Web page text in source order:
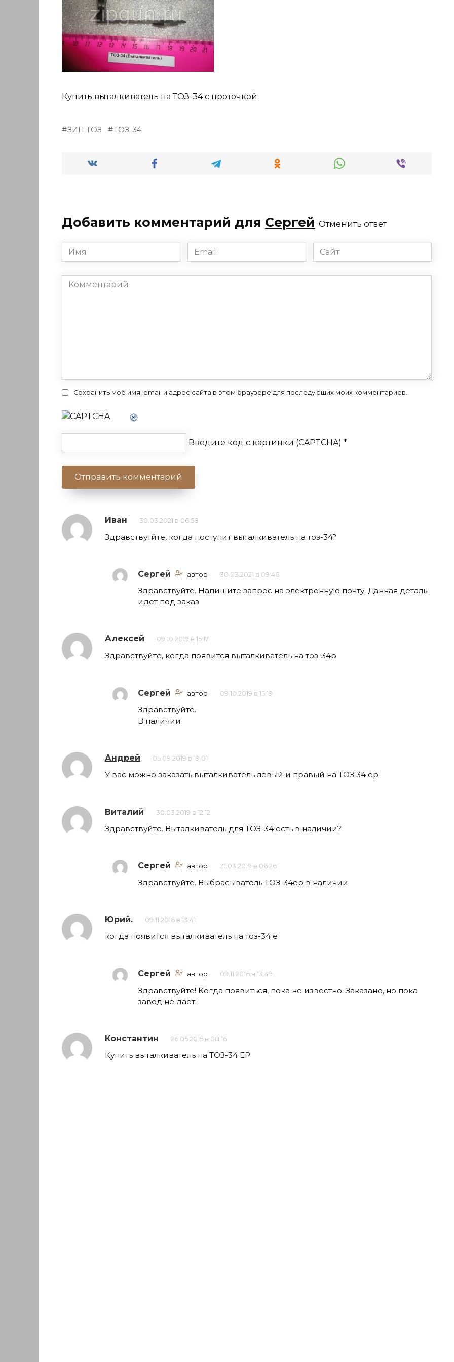
Купить выталкиватель на ТОЗ-34 с проточкой
ЗИП ТОЗ ТОЗ-34
Добавить комментарий для Сергей Отменить ответ
Имя
*
Email
*
Сайт
Комментарий
Сохранить моё имя, email и адрес сайта в этом браузере для последующих моих комментариев.
Введите код с картинки (CAPTCHA) *
Иван 30.03.2021 в 06:58
Здравствутйте, когда поступит выталкиватель на тоз-34?
Сергей автор 30.03.2021 в 09:46
Здравствуйте. Напишите запрос на электронную почту. Данная деталь
идет под заказ
Алексей 09.10.2019 в 15:17
Здравствуйте, когда появится выталкиватель на тоз-34р
Сергей автор 09.10.2019 в 15:19
Здравствуйте.
В наличии
Андрей 05.09.2019 в 19:01
У вас можно заказать выталкиватель левый и правый на ТОЗ 34 ер
Виталий 30.03.2019 в 12:12
Здравствуйте. Выталкиватель для ТОЗ-34 есть в наличии?
Сергей автор 31.03.2019 в 06:26
Здравствуйте. Выбрасыватель ТОЗ-34ер в наличии
Юрий. 09.11.2016 в 13:41
когда появится выталкиватель на тоз-34 е
Сергей автор 09.11.2016 в 13:49
Здравствуйте! Когда появиться, пока не известно. Заказано, но пока
завод не дает.
Константин 26.05.2015 в 08:16
Купить выталкиватель на ТОЗ-34 ЕР